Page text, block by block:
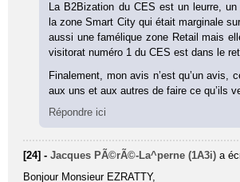
La B2Bization du CES est un leurre, un
la zone Smart City qui était marginale
aussi une famélique zone Retail mais
visitorat numéro 1 du CES est dans le
Finalement, mon avis n’est qu’un avis,
aux uns et aux autres de faire ce qu’ils
Répondre ici
[24] -Jacques PÃ©rÃ©-La^perne (1A3i) a
Bonjour Monsieur EZRATTY,